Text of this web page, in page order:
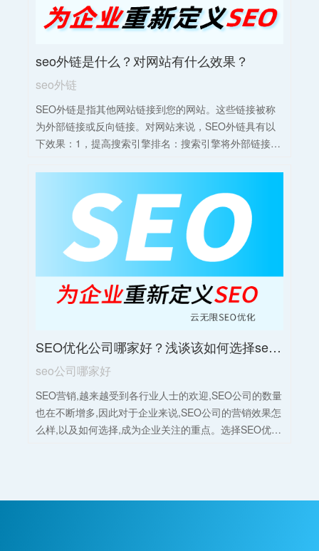
seo外链是什么？对网站有什么效果？
seo外链
SEO外链是指其他网站链接到您的网站。这些链接被称
为外部链接或反向链接。对网站来说，SEO外链具有以
下效果：1，提高搜索引擎排名：搜索引擎将外部链接视
索引擎中的排名。2，增加网站流量：外链可以为网站带
来更多的流量。当其他网站的访问者点击外链进入目标
网站时，网站的流量将增加。这些访问者可能成为网站
的潜在客户或读者。3，提高网站知名度和品牌曝光：外
链有助于网站获得更多的曝光和知名度。当其他网站链
接到目标网站时，更多的人会注意到该网站，并且网站
的品牌会得到更多的认可。总之，SEO外链在网站优化
中扮演着重要角色，对于提升网站权重、增加流量、扩
SEO优化公司哪家好？浅谈该如何选择seo公司！
seo公司哪家好
SEO营销,越来越受到各行业人士的欢迎,SEO公司的数量
也在不断增多,因此对于企业来说,SEO公司的营销效果怎
么样,以及如何选择,成为企业关注的重点。选择SEO优化
术人员的配备。此外，公司是否具备数据分析能力也很